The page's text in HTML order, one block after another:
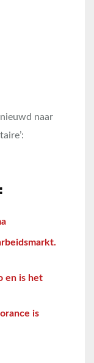
naar
en is het
is